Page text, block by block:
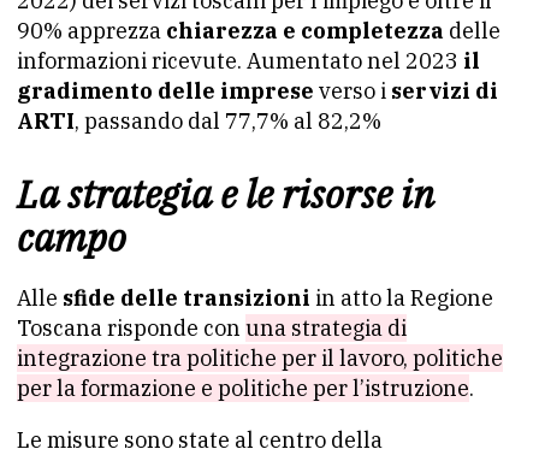
90% apprezza chiarezza e completezza delle
informazioni ricevute. Aumentato nel 2023 il
gradimento delle imprese verso i servizi di
ARTI, passando dal 77,7% al 82,2%
La strategia e le risorse in
campo
Alle sfide delle transizioni in atto la Regione
Toscana risponde con una strategia di
integrazione tra politiche per il lavoro, politiche
per la formazione e politiche per l’istruzione.
Le misure sono state al centro della